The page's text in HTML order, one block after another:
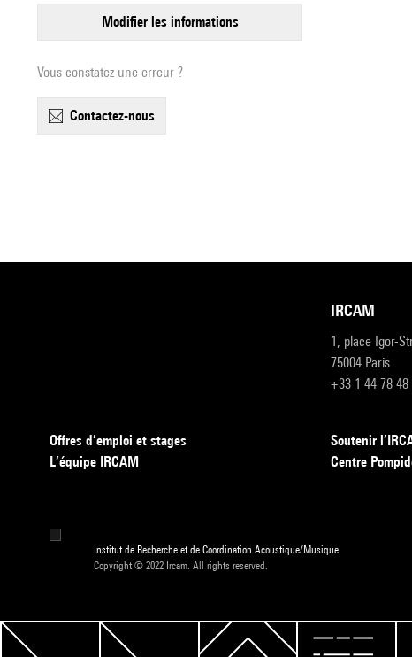
modifier les informations
Vous constatez une erreur ?
contactez-nous
IRCAM
1, place Igor-
75004 Paris
+33 1 44 78 48
Offres d’emploi et stages
L’équipe IRCAM
Soutenir
Centre
Institut de Recherche et de Coordination Acoustique/Musique
Copyright © 2022 Ircam. All rights reserved.